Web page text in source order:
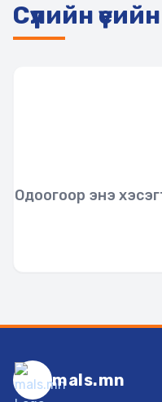
Сүүлийн
Одоогоор энэ
mals.mn